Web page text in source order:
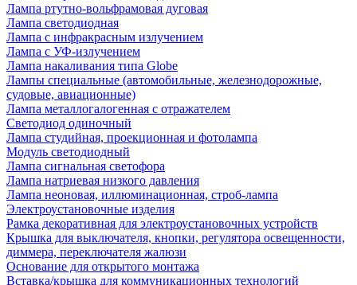
Лампа ртутно-вольфрамовая дуговая
Лампа светодиодная
Лампа с инфракрасным излучением
Лампа с УФ-излучением
Лампа накаливания типа Globe
Лампы специальные (автомобильные, железнодорожные,
судовые, авиационные)
Лампа металлогалогенная с отражателем
Светодиод одиночный
Лампа студийная, проекционная и фотолампа
Модуль светодиодный
Лампа сигнальная светофора
Лампа натриевая низкого давления
Лампа неоновая, иллюминационная, строб-лампа
Электроустановочные изделия
Рамка декоративная для электроустановочных устройств
Крышка для выключателя, кнопки, регулятора освещенности,
диммера, переключателя жалюзи
Основание для открытого монтажа
Вставка/крышка для коммуникационных технологий